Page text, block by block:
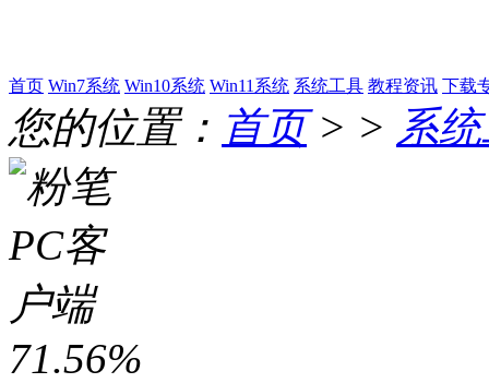
首页 Win7系统 Win10系统 Win11系统 系统工具 教程资讯 下载
您的位置： 首页> > 系
71.56%